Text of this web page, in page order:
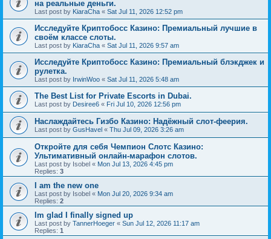
на реальные деньги.
Last post by KiaraCha « Sat Jul 11, 2026 12:52 pm
Исследуйте Криптобосс Казино: Премиальный лучшие в
своём классе слоты.
Last post by KiaraCha « Sat Jul 11, 2026 9:57 am
Исследуйте Криптобосс Казино: Премиальный блэкджек и
рулетка.
Last post by IrwinWoo « Sat Jul 11, 2026 5:48 am
The Best List for Private Escorts in Dubai.
Last post by Desiree6 « Fri Jul 10, 2026 12:56 pm
Наслаждайтесь Гизбо Казино: Надёжный слот-феерия.
Last post by GusHavel « Thu Jul 09, 2026 3:26 am
Откройте для себя Чемпион Слотс Казино:
Ультимативный онлайн-марафон слотов.
Last post by Isobel « Mon Jul 13, 2026 4:45 pm
Replies: 3
I am the new one
Last post by Isobel « Mon Jul 20, 2026 9:34 am
Replies: 2
Im glad I finally signed up
Last post by TannerHoeger « Sun Jul 12, 2026 11:17 am
Replies: 1